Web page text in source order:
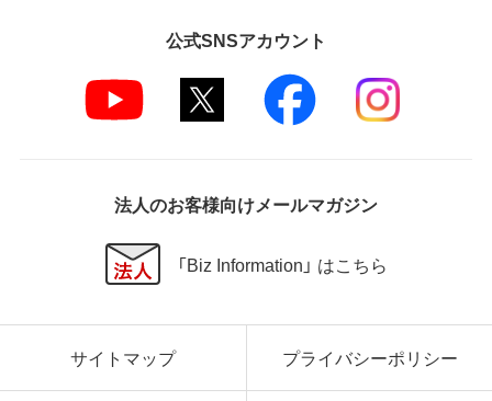
公式SNSアカウント
法人のお客様向けメールマガジン
「Biz Information」 はこちら
サイトマップ プライバシーポリシー